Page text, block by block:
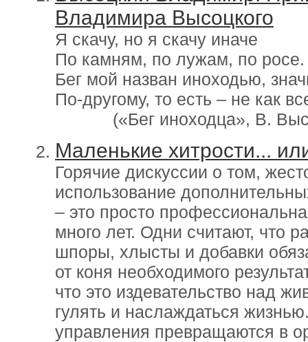
Владимира Высоцкого
Я скачу, но я скачу иначе
По камням, по лужам, по росе.
Бег мой назван иноходью,
По-другому, то есть – не как
(«Бег иноходца», В.
Маленькие хитрости...
Горячие дискуссии о том,
использование
– это просто
много лет. Одни считают, что
шпоры, хлысты и добавки
от коня необходимого
что это издевательство над
гулять и наслаждаться
управления превращаются в